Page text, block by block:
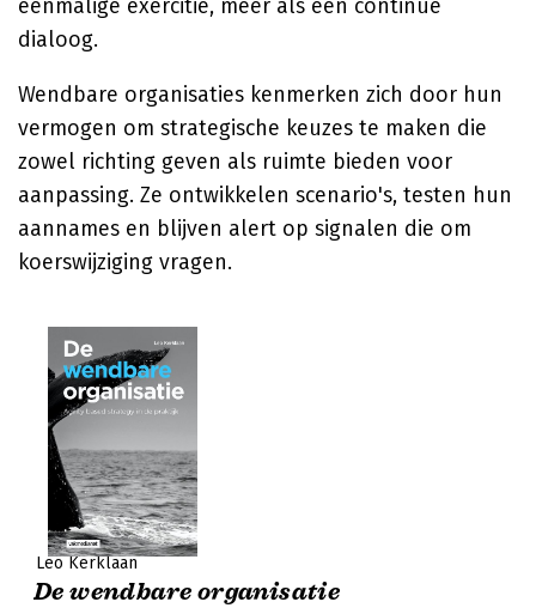
eenmalige exercitie, meer als een continue
dialoog.
Wendbare organisaties kenmerken zich door hun
vermogen om strategische keuzes te maken die
zowel richting geven als ruimte bieden voor
aanpassing. Ze ontwikkelen scenario's, testen hun
aannames en blijven alert op signalen die om
koerswijziging vragen.
Leo Kerklaan
De wendbare organisatie